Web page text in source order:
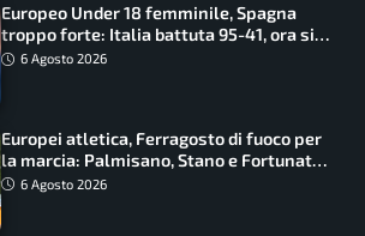
Europeo Under 18 femminile, Spagna
troppo forte: Italia battuta 95-41, ora si
gioca il Mondiale
6 Agosto 2026
Europei atletica, Ferragosto di fuoco per
la marcia: Palmisano, Stano e Fortunato
guidano l’Italia
6 Agosto 2026